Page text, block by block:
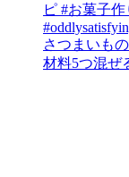
ピ #お菓子
さつまいも
材料5つ混ぜ